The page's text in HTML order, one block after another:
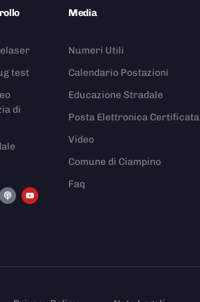
test
di
Media
Numeri Utili
Calendario Postazioni
Educazione Stradale
Posta Elettronica Certificata
Video
Comune di Ciampino
Faq